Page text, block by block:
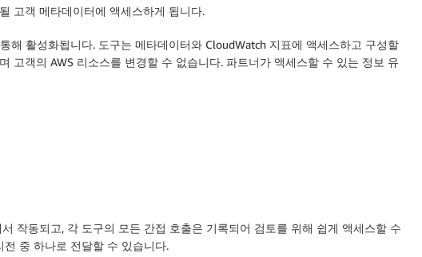
고객 메타데이터에 액세스하게 됩니다.
해 활성화됩니다. 도구는 메타데이터와 CloudWatch 지표에 액세스하고 구성할
고객의 AWS 리소스를 변경할 수 없습니다. 파트너가 액세스할 수 있는 정보 유
작동되고, 각 도구의 모든 간접 호출은 기록되어 검토를 위해 쉽게 액세스할 수
중 하나로 전달할 수 있습니다.